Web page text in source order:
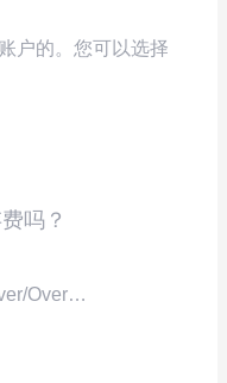
户的。您可以选择
吗？
Over…